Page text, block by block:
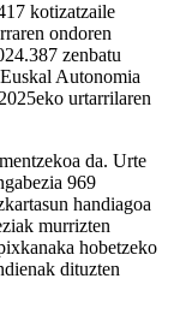
kotizatzaile
ondoren
zenbatu
Autonomia
urtarrilaren
da. Urte
969
handiagoa
murrizten
hobetzeko
dituzten